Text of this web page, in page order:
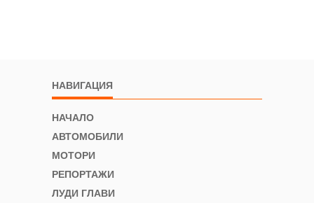
НАВИГАЦИЯ
НАЧАЛО
АВТОМОБИЛИ
МОТОРИ
РЕПОРТАЖИ
ЛУДИ ГЛАВИ